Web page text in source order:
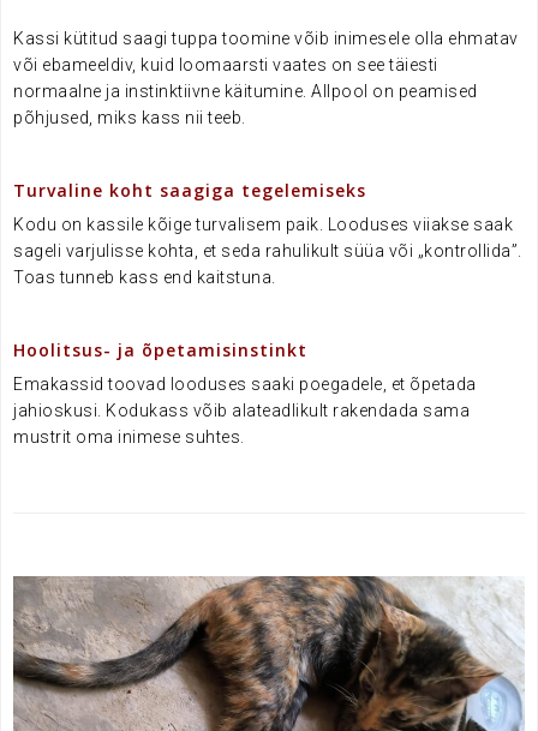
Kassi kütitud saagi tuppa toomine võib inimesele olla ehmatav
või ebameeldiv, kuid loomaarsti vaates on see täiesti
normaalne ja instinktiivne käitumine. Allpool on peamised
põhjused, miks kass nii teeb.
Turvaline koht saagiga tegelemiseks
Kodu on kassile kõige turvalisem paik. Looduses viiakse saak
sageli varjulisse kohta, et seda rahulikult süüa või „kontrollida”.
Toas tunneb kass end kaitstuna.
Hoolitsus- ja õpetamisinstinkt
Emakassid toovad looduses saaki poegadele, et õpetada
jahioskusi. Kodukass võib alateadlikult rakendada sama
mustrit oma inimese suhtes.